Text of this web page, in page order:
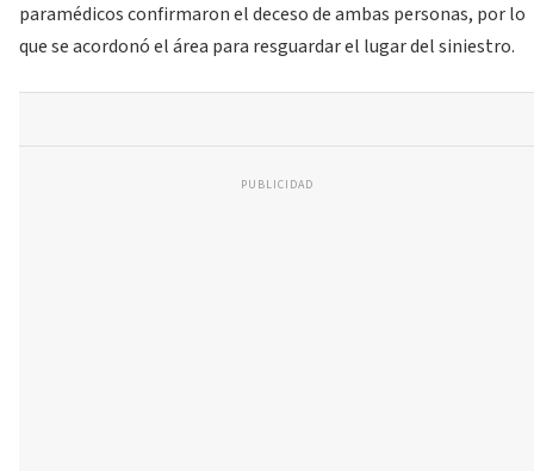
paramédicos confirmaron el deceso de ambas personas, por lo
que se acordonó el área para resguardar el lugar del siniestro.
PUBLICIDAD